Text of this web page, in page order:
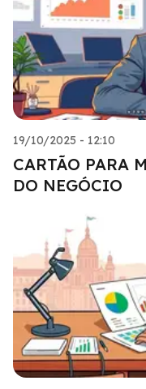
19/10/2025 - 12:10
CARTÃO PARA
DO NEGÓCIO